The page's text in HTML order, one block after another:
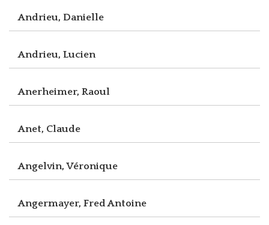
Andrieu, Danielle
Andrieu, Lucien
Anerheimer, Raoul
Anet, Claude
Angelvin, Véronique
Angermayer, Fred Antoine